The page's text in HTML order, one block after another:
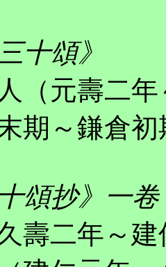
十頌》
元壽二年
期～鎌倉
頌抄》一卷
二年～建